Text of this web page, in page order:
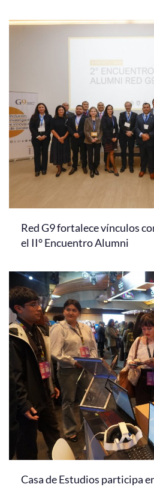
Red G9 fortalece vínculos
el II° Encuentro Alumni
Casa de Estudios participa